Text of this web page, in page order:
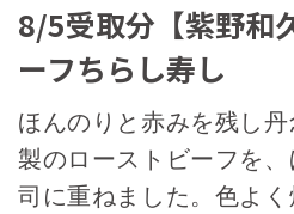
8/5受取分【紫野和
ーフちらし寿し
ほんのりと赤みを残し
製のローストビーフを
司に重ねました。色よ